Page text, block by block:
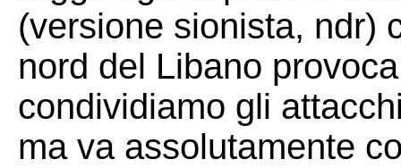
(versione sionista, ndr)
nord del Libano
condividiamo gli
ma va assolutamente